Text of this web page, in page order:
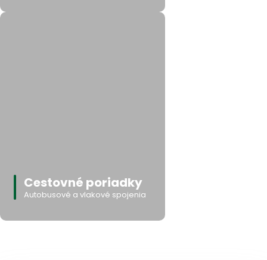
Cestovné poriadky
Autobusové a vlakové spojenia